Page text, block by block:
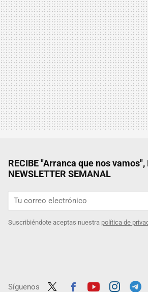
RECIBE "Arranca que nos vamos",
NEWSLETTER SEMANAL
Suscribiéndote aceptas nuestra política de
Síguenos